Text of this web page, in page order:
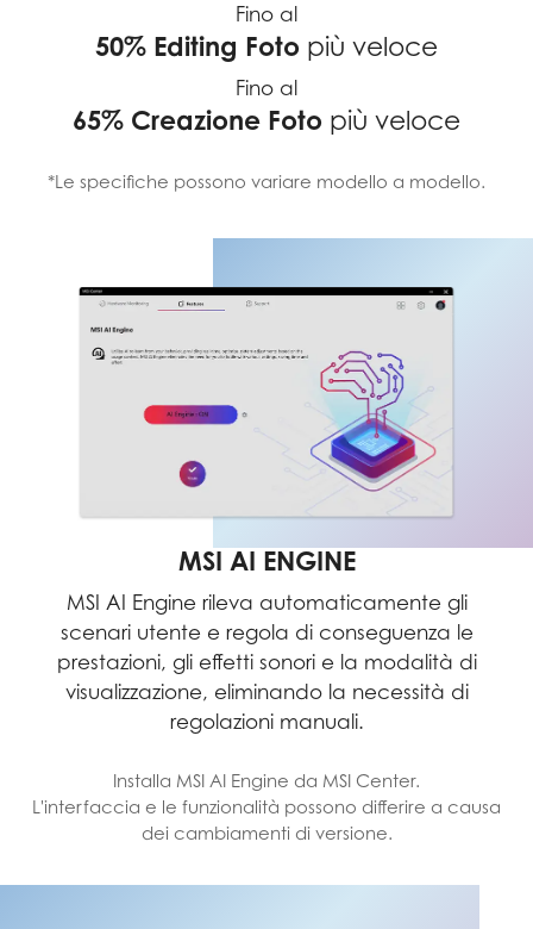
Fino al
50% Editing Foto più veloce
Fino al
65% Creazione Foto più veloce
*Le specifiche possono variare modello a modello.
MSI AI ENGINE
MSI AI Engine rileva automaticamente gli
scenari utente e regola di conseguenza le
prestazioni, gli effetti sonori e la modalità di
visualizzazione, eliminando la necessità di
regolazioni manuali.
Installa MSI AI Engine da MSI Center.
L'interfaccia e le funzionalità possono differire a causa
dei cambiamenti di versione.